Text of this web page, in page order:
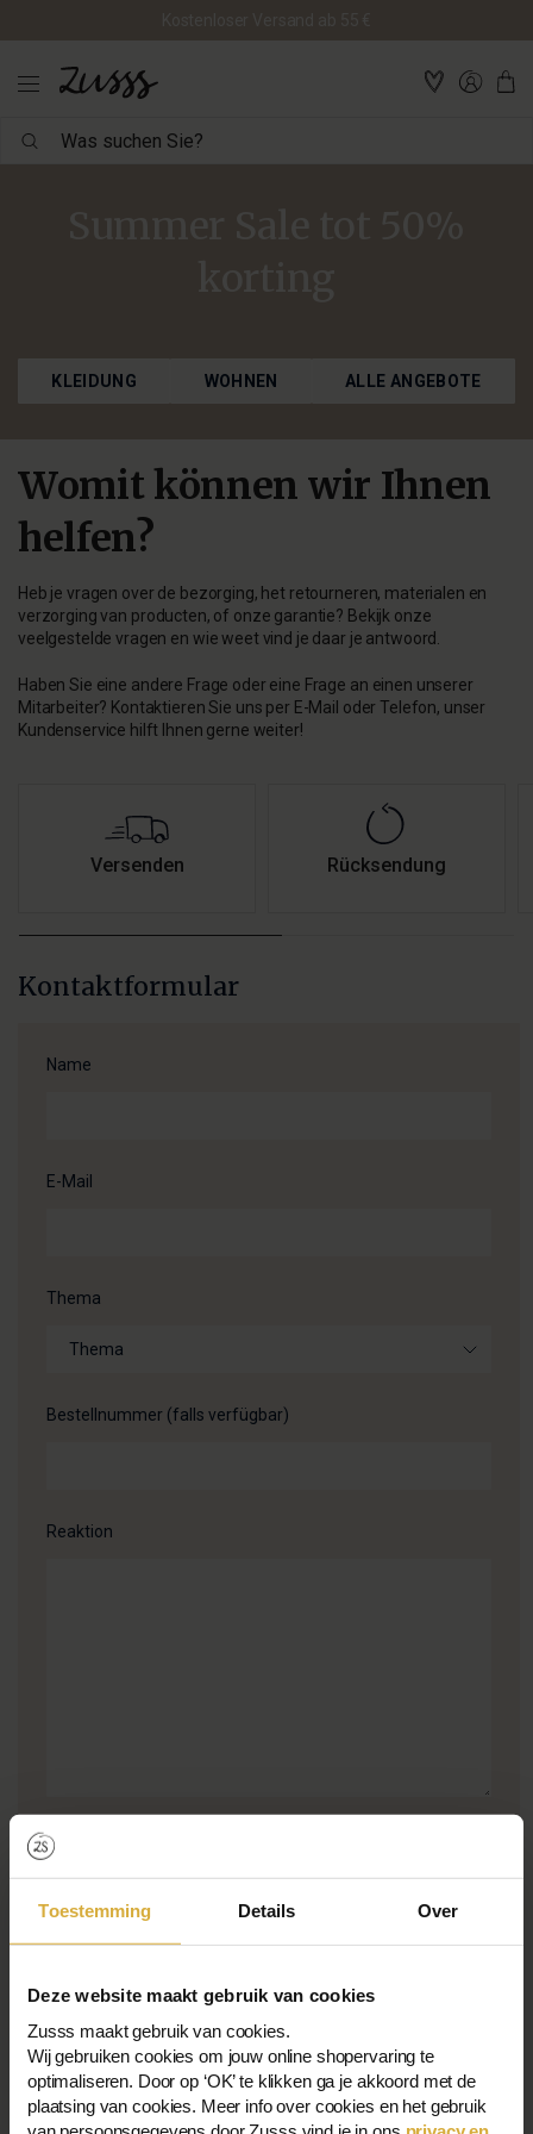
Toestemming Details Over
Deze website maakt gebruik van cookies
Zusss maakt gebruik van cookies.
Wij gebruiken cookies om jouw online shopervaring te
optimaliseren. Door op ‘OK’ te klikken ga je akkoord met de
plaatsing van cookies. Meer info over cookies en het gebruik
Was
KLEIDUNG WOHNEN ALLE ANGEBOTE
Womit können wir Ihnen
helfen?
Heb je vragen over de bezorging, het retourneren, materialen en
verzorging van producten, of onze garantie? Bekijk onze
veelgestelde vragen en wie weet vind je daar je antwoord.
Haben Sie eine andere Frage oder eine Frage an einen unserer
Mitarbeiter? Kontaktieren Sie uns per E-Mail oder Telefon, unser
Kundenservice hilft Ihnen gerne weiter!
Versenden Rücksendung
Kontaktformular
Name
E-Mail
Thema
Bestellnummer (falls verfügbar)
Reaktion
Adresse
Klompenmakerstraat 11
2984 BB Ridderkerk
Bitte beachten Sie: Diese Adresse kann nur von unseren Verkaufsstellen
besucht werden.